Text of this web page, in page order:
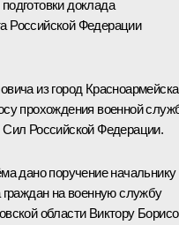
доклада
Российской Федерации
из город Красноармейска
прохождения военной
Российской Федерации.
дано поручение начальнику
граждан на военную службу
области Виктору